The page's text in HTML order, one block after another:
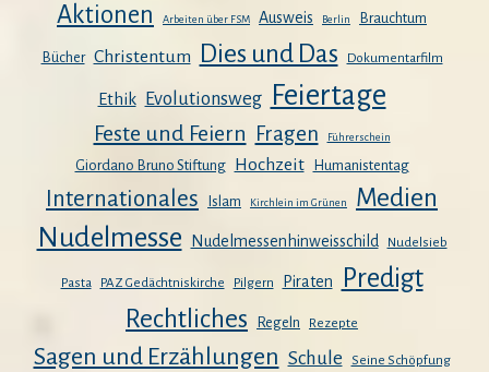
Das
Original
Aktionen Arbeiten über FSM Ausweis Berlin Brauchtum
Bücher Christentum Dies und Das Dokumentarfilm
Ethik Evolutionsweg Feiertage
Feste und Feiern Fragen Führerschein
Giordano Bruno Stiftung Hochzeit Humanistentag
Internationales Islam Kirchlein im Grünen Medien
Nudelmesse Nudelmessenhinweisschild Nudelsieb
Pasta PAZ Gedächtniskirche Pilgern Piraten
Predigt
Rechtliches
Regeln Rezepte
Sagen und Erzählungen Schule Seine Schöpfung